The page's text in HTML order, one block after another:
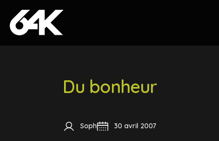
Skip to content
Du bonheur
Soph 30 avril 2007